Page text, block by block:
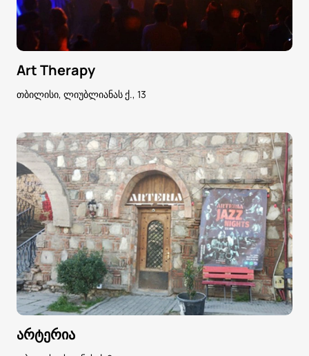
Art Therapy
თბილისი, ლიუბლიანას ქ., 13
არტერია